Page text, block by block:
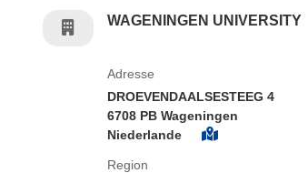
WAGENINGEN UNIVERSITY
Adresse
DROEVENDAALSESTEEG 4
6708 PB Wageningen
Niederlande
Region